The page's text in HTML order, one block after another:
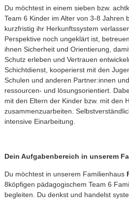
Du möchtest in einem sieben bzw.
Team 6 Kinder im Alter von 3-8 Jahren
kurzfristig ihr Herkunftssystem
Perspektive noch ungeklärt ist,
ihnen Sicherheit und Orientierung,
Schutz erleben und Vertrauen
Schichtdienst, kooperierst mit den
Schulen und anderen Partner:innen
ressourcen- und lösungsorientiert.
mit den Eltern der Kinder bzw. mit den
zusammenzuarbeiten.
intensive Einarbeitung.
Dein Aufgabenbereich in unserem
Du möchtest in unserem Familienhaus
8köpfigen pädagogischem Team 6
begleiten. Du denkst und handelst